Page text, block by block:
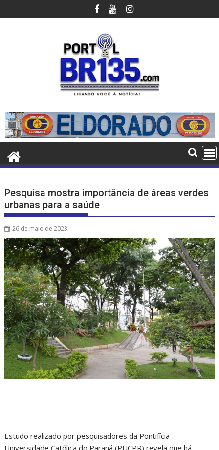
para
Pesquisa mostra importância de áreas verdes
urbanas para a saúde
26 de maio de 2023
Estudo realizado por pesquisadores da Pontifícia
Universidade Católica do Paraná (PUCPR) revela que há